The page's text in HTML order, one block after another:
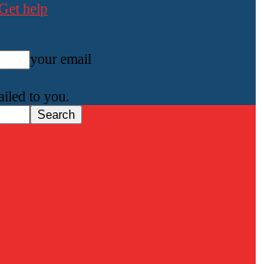
help
your email
to you.